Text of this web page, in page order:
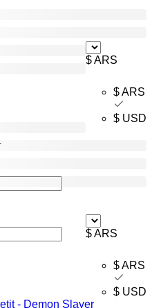
$ ARS
$ ARS
$ USD
$ ARS
$ ARS
$ USD